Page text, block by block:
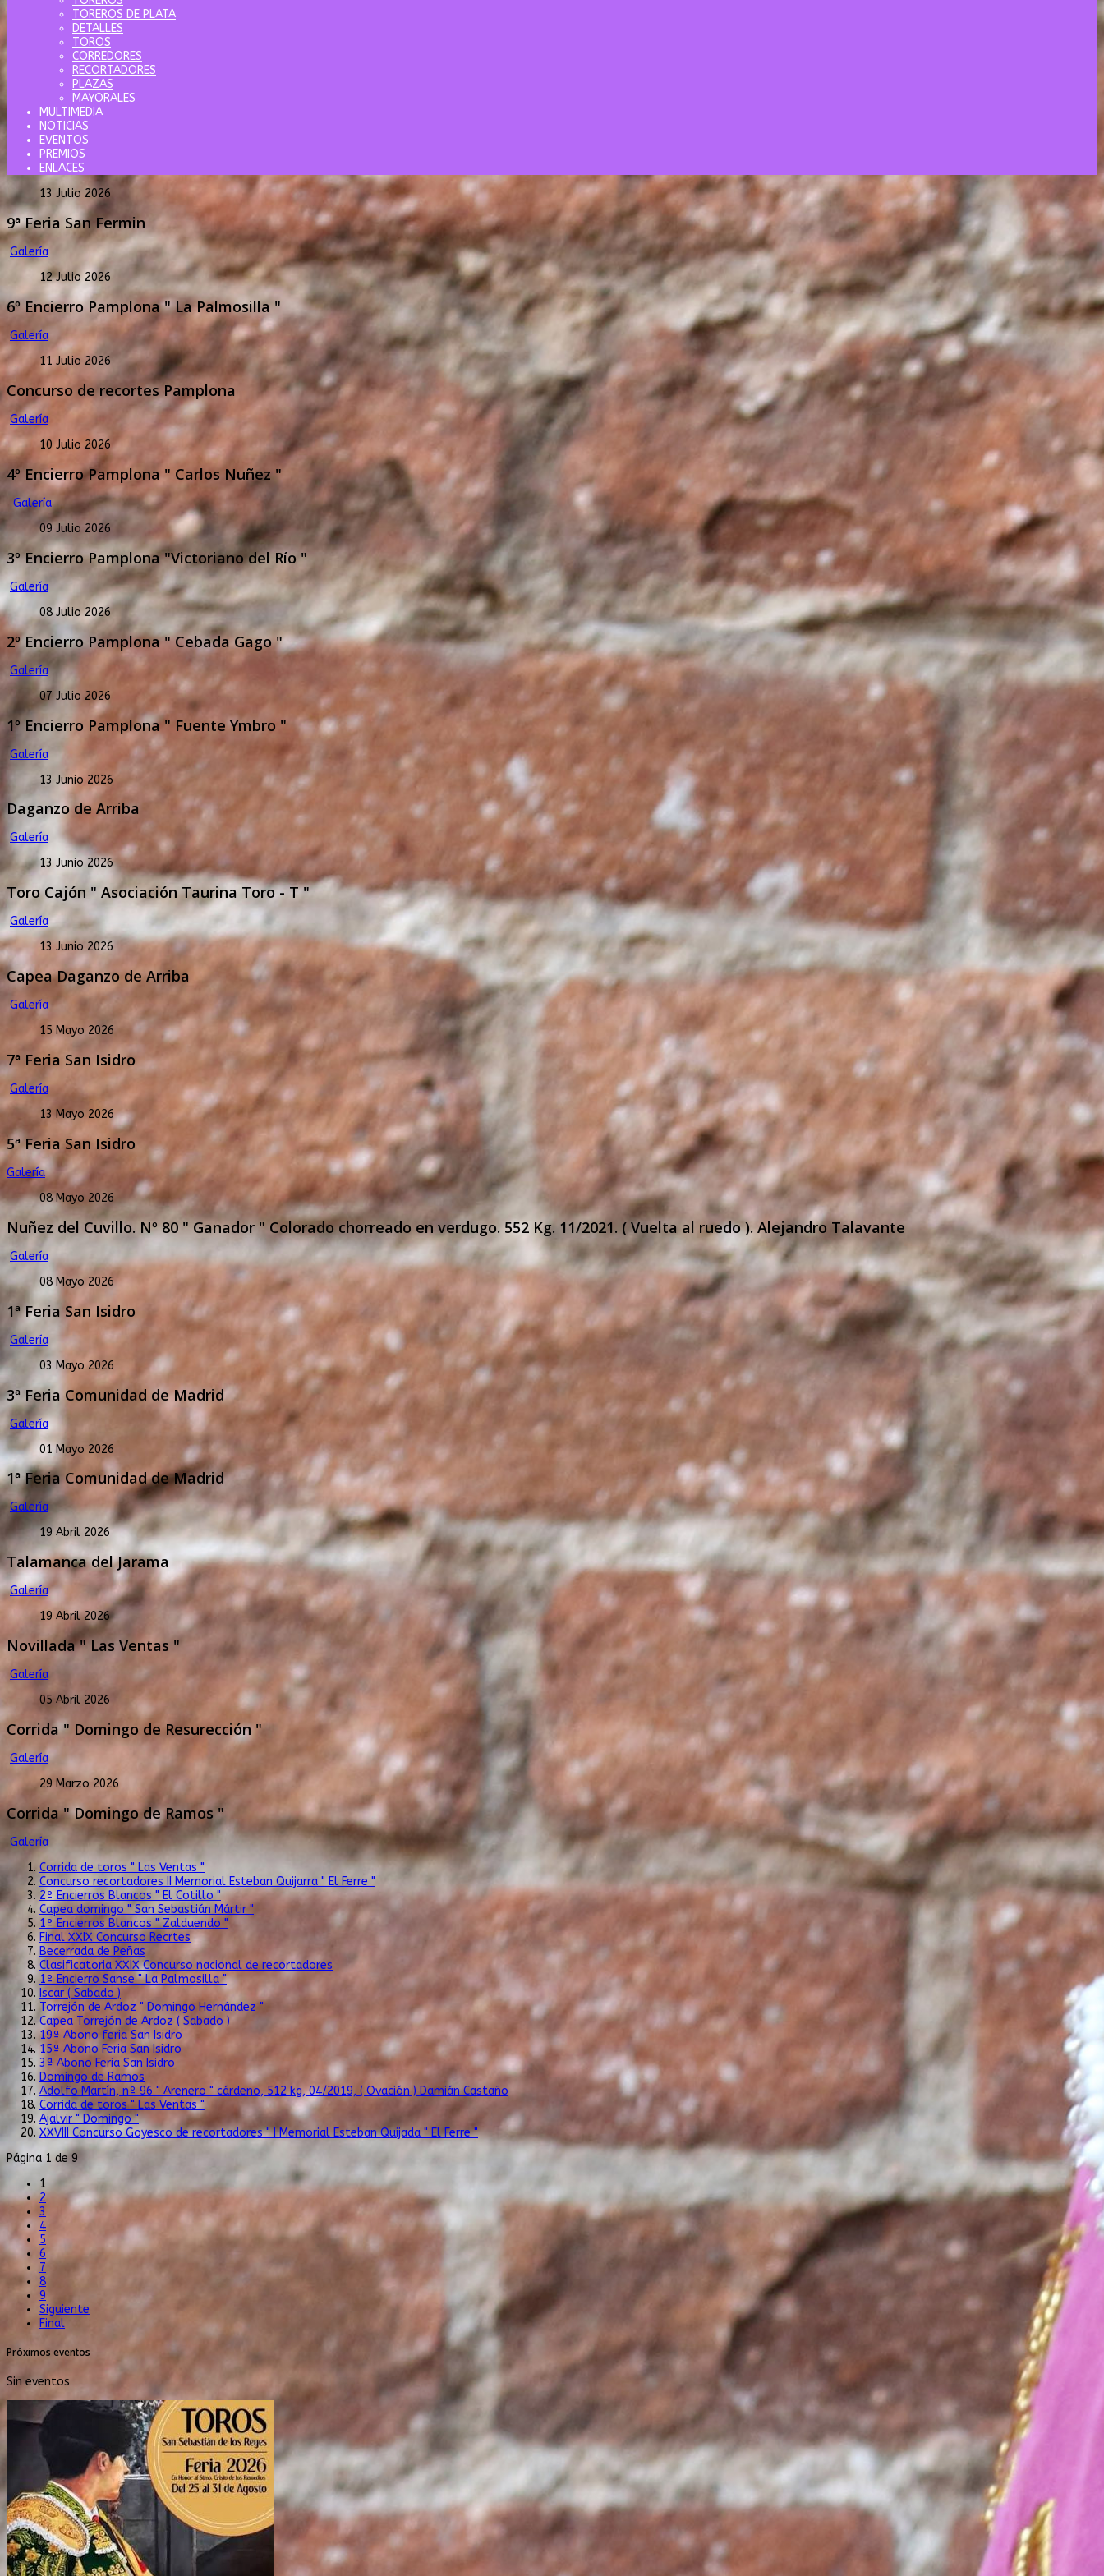
TOREROS DE PLATA
DETALLES
TOROS
CORREDORES
RECORTADORES
PLAZAS
MAYORALES
MULTIMEDIA
NOTICIAS
EVENTOS
PREMIOS
ENLACES
13 Julio 2026
9ª Feria San Fermin
Galería
12 Julio 2026
6º Encierro Pamplona " La Palmosilla "
Galería
11 Julio 2026
Concurso de recortes Pamplona
Galería
10 Julio 2026
4º Encierro Pamplona " Carlos Nuñez "
Galería
09 Julio 2026
3º Encierro Pamplona "Victoriano del Río "
Galería
08 Julio 2026
2º Encierro Pamplona " Cebada Gago "
Galería
07 Julio 2026
1º Encierro Pamplona " Fuente Ymbro "
Galería
13 Junio 2026
Daganzo de Arriba
Galería
13 Junio 2026
Toro Cajón " Asociación Taurina Toro - T "
Galería
13 Junio 2026
Capea Daganzo de Arriba
Galería
15 Mayo 2026
7ª Feria San Isidro
Galería
13 Mayo 2026
5ª Feria San Isidro
Galería
08 Mayo 2026
Nuñez del Cuvillo. Nº 80 " Ganador " Colorado chorreado en verdugo. 552 Kg. 11/2021. ( Vuelta al ruedo ). Alejandro Talavante
Galería
08 Mayo 2026
1ª Feria San Isidro
Galería
03 Mayo 2026
3ª Feria Comunidad de Madrid
Galería
01 Mayo 2026
1ª Feria Comunidad de Madrid
Galería
19 Abril 2026
Talamanca del Jarama
Galería
19 Abril 2026
Novillada " Las Ventas "
Galería
05 Abril 2026
Corrida " Domingo de Resurección "
Galería
29 Marzo 2026
Corrida " Domingo de Ramos "
Galería
Corrida de toros " Las Ventas "
Concurso recortadores II Memorial Esteban Quijarra " El Ferre "
2º Encierros Blancos " El Cotillo "
Capea domingo " San Sebastián Mártir "
1º Encierros Blancos " Zalduendo "
Final XXIX Concurso Recrtes
Becerrada de Peñas
Clasificatoria XXIX Concurso nacional de recortadores
1º Encierro Sanse " La Palmosilla "
Iscar ( Sabado )
Torrejón de Ardoz " Domingo Hernández "
Capea Torrejón de Ardoz ( Sabado )
19ª Abono feria San Isidro
15ª Abono Feria San Isidro
3ª Abono Feria San Isidro
Domingo de Ramos
Adolfo Martín, nº 96 " Arenero " cárdeno, 512 kg, 04/2019, ( Ovación ) Damián Castaño
Corrida de toros " Las Ventas "
Ajalvir " Domingo "
XXVIII Concurso Goyesco de recortadores " I Memorial Esteban Quijada " El Ferre "
Página 1 de 9
1
2
3
4
5
6
7
8
9
Siguiente
Final
Próximos eventos
Sin eventos